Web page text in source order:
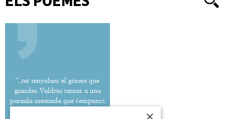
''...tot senyalant el gènere que
guardes. Voldràs tornar a una
paraula asexuada que t’empunyi